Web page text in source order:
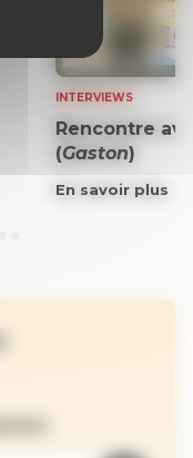
INTERVIEWS
Rencontre
(Gaston)
En savoir plus